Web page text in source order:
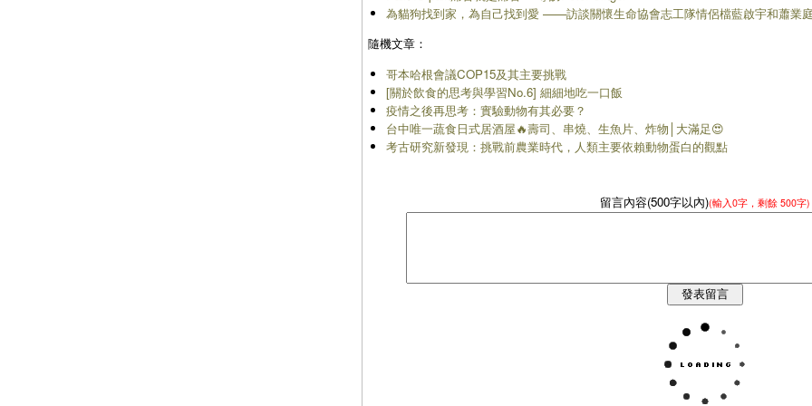
為貓狗找到家，為自己找到愛 ——訪談關懷生命協會志工隊情侶檔藍啟宇和蕭業庭
隨機文章：
哥本哈根會議COP15及其主要挑戰
[關於飲食的思考與學習No.6] 細細地吃一口飯
疫情之後再思考：實驗動物有其必要？
台中唯一蔬食日式居酒屋🔥壽司、串燒、生魚片、炸物│大滿足😍
考古研究新發現：挑戰前農業時代，人類主要依賴動物蛋白的觀點
留言內容(500字以內)(輸入0字，剩餘 500字)